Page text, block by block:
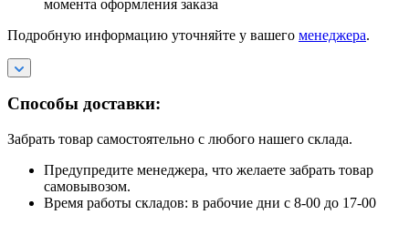
момента оформления заказа
Подробную информацию уточняйте у вашего менеджера.
Способы доставки:
Забрать товар самостоятельно с любого нашего склада.
Предупредите менеджера, что желаете забрать товар
самовывозом.
Время работы складов: в рабочие дни с 8-00 до 17-00